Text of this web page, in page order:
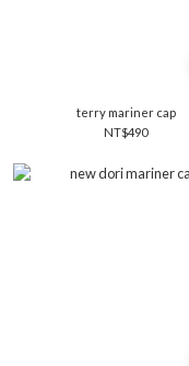
terry mariner cap
NT$490